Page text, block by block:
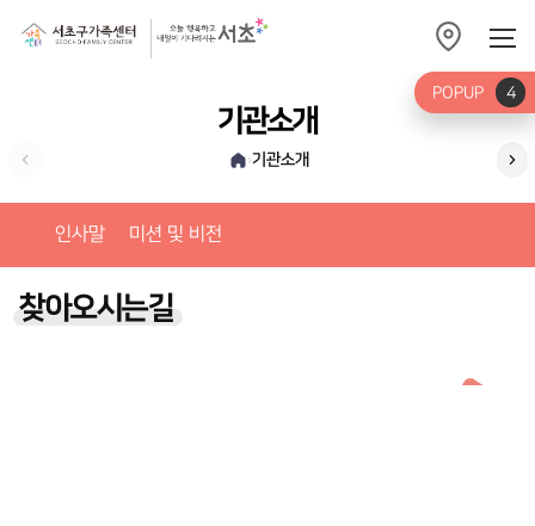
기관소개
›기관소개 미
인사말 미션 및 비전
찾아오시는길
POPUP 4